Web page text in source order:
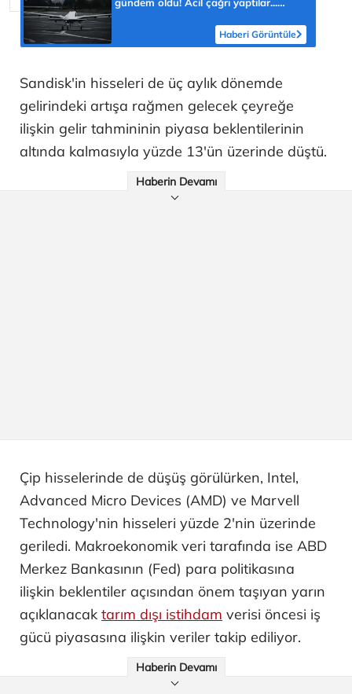
Haberi Görüntüle
Sandisk'in hisseleri de üç aylık dönemde
gelirindeki artışa rağmen gelecek çeyreğe
ilişkin gelir tahmininin piyasa beklentilerinin
altında kalmasıyla yüzde 13'ün üzerinde düştü.
Haberin Devamı
Çip hisselerinde de düşüş görülürken, Intel,
Advanced Micro Devices (AMD) ve Marvell
Technology'nin hisseleri yüzde 2'nin üzerinde
geriledi. Makroekonomik veri tarafında ise ABD
Merkez Bankasının (Fed) para politikasına
ilişkin beklentiler açısından önem taşıyan yarın
açıklanacak tarım dışı istihdam verisi öncesi iş
gücü piyasasına ilişkin veriler takip ediliyor.
Haberin Devamı